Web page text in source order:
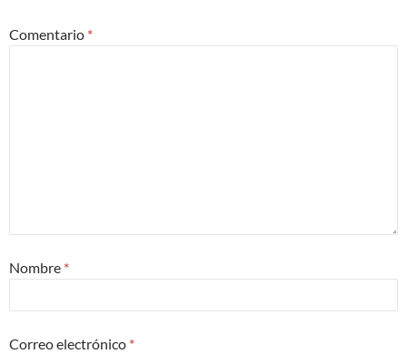
Comentario *
Nombre *
Correo electrónico *